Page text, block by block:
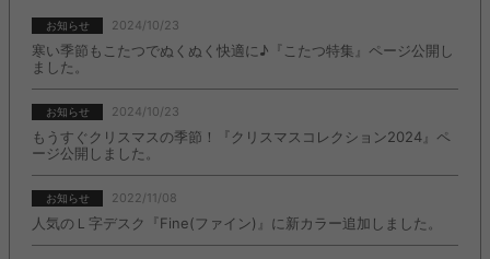
お知らせ 2024/10/23
寒い季節もこたつでぬくぬく快適に♪『こたつ特集』ページ公開し
ました。
お知らせ 2024/10/23
もうすぐクリスマスの季節！『クリスマスコレクション2024』ペ
ージ公開しました。
お知らせ 2022/11/08
人気のＬ字デスク『Fine(ファイン)』に新カラー追加しました。